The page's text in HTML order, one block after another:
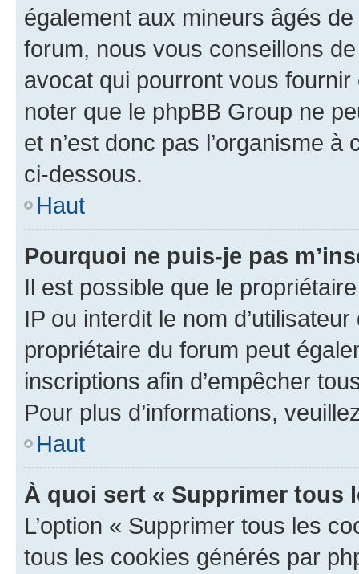
également aux mineurs âgés
forum, nous vous conseillons
avocat qui pourront vous
noter que le phpBB Group ne
et n’est donc pas l’organisme
ci-dessous.
Haut
Pourquoi ne puis-je pas
Il est possible que le
IP ou interdit le nom
propriétaire du forum peut
inscriptions afin d’empêcher
Pour plus d’informations,
Haut
À quoi sert « Supprimer tous
L’option « Supprimer tous les
tous les cookies générés par